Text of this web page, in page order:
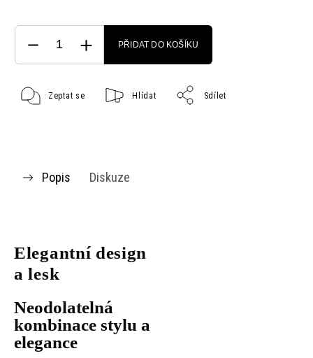
PŘIDAT DO KOŠÍKU
Zeptat se Hlídat Sdílet
Popis Diskuze
Elegantní design
a lesk
Neodolatelná
kombinace stylu a
elegance